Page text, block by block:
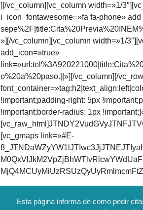
][/vc_column][vc_column width=»1/
i_icon_fontawesome=»fa fa-phone»
»][/vc_column][vc_column width=»1/
add_icon=»true»
o%20a%20paso.||»][/vc_column][/
!important;padding-right: 5px
!important;border-radius: 1px
[vc_gmaps link=»#E-
Esta página informa de como pedir